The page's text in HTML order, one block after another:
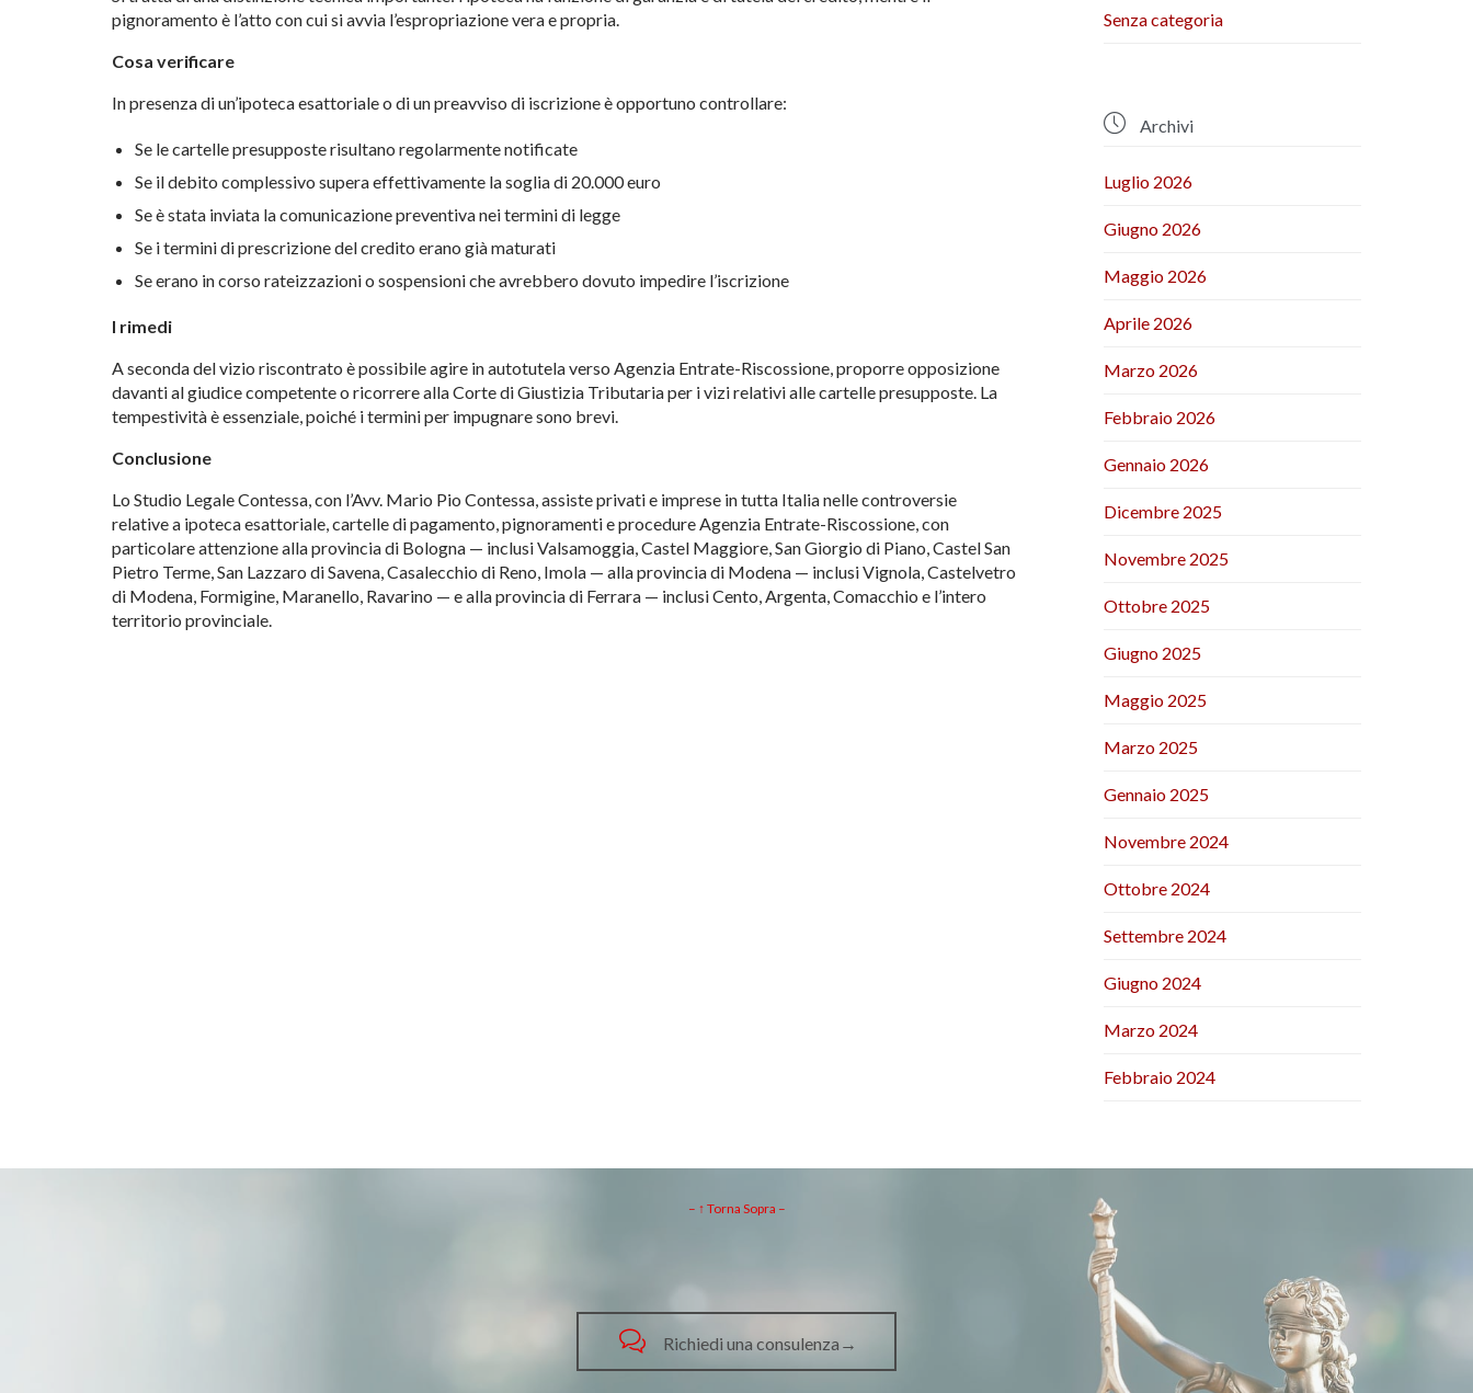
pignoramento è l’atto con cui si avvia l’espropriazione vera e propria.
Cosa verificare
In presenza diun’ipoteca esattoriale o di unpreavviso di iscrizione èopportuno controllare:
Se lecartelle presupposte risultano regolarmente notificate
Se ildebito complessivo superaeffettivamente la soglia di 20.000 euro
Se è stata inviata lacomunicazione preventiva neitermini di legge
Se itermini di prescrizione delcredito erano già maturati
Seerano in corso rateizzazioni o sospensioni che avrebbero dovuto impedire l’iscrizione
I rimedi
A seconda del vizio riscontrato è possibile agire inautotutela verso Agenzia Entrate-Riscossione, proporreopposizione
davanti al giudicecompetente o ricorrere alla Cortedi Giustizia Tributaria per ivizi relativi alle cartellepresupposte. La
tempestività èessenziale, poiché itermini per impugnare sono brevi.
Conclusione
Lo Studio Legale Contessa, con l’Avv. Mario Pio Contessa, assiste privati e imprese intutta Italia nelle controversie
relative a ipoteca esattoriale,cartelle di pagamento, pignoramenti eprocedure Agenzia Entrate-Riscossione, con
particolareattenzione alla provincia di Bologna — inclusi Valsamoggia, Castel Maggiore, San Giorgio di Piano, CastelSan
Pietro Terme, San Lazzaro diSavena, Casalecchio di Reno, Imola — alla provincia di Modena — inclusi Vignola, Castelvetro
di Modena, Formigine, Maranello, Ravarino — e alla provincia di Ferrara — inclusi Cento,Argenta, Comacchio e l’intero
territorio provinciale.
Senza categoria
 Archivi
Luglio 2026
Giugno 2026
Maggio 2026
Aprile 2026
Marzo 2026
Febbraio 2026
Gennaio 2026
Dicembre 2025
Novembre 2025
Ottobre 2025
Giugno 2025
Maggio 2025
Marzo 2025
Gennaio 2025
Novembre 2024
Ottobre 2024
Settembre 2024
Giugno 2024
Marzo 2024
Febbraio 2024
– ↑ Torna Sopra –
 Richiedi una consulenza→